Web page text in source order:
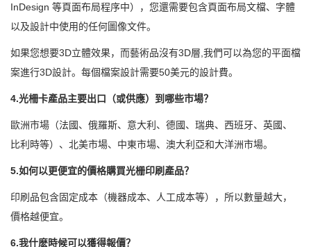
InDesign 等頁面布局程序中），您還需要包含頁面布局文檔、字體
以及設計中使用的任何圖像文件。
如果您想要3D立體效果，而藝術品沒有3D層,我們可以為您的平面檔
案進行3D設計。每個檔案設計需要50美元的設計費。
4.光柵卡產品主要出口（或供應）到哪些市場？
歐洲市場（法國、俄羅斯、意大利、德國、瑞典、西班牙、英國、
比利時等）、北美市場、中東市場、澳大利亞和大洋洲市場。
5.如何以更便宜的價格購買光栅印刷產品？
印刷品包含固定成本（機器成本、人工成本等），所以數量越大，
價格越便宜。
6.我什麽時候可以獲得報價？